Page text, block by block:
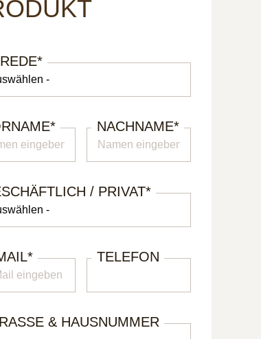
*
* NACHNAME*
/ PRIVAT*
* TELEFON
& HAUSNUMMER